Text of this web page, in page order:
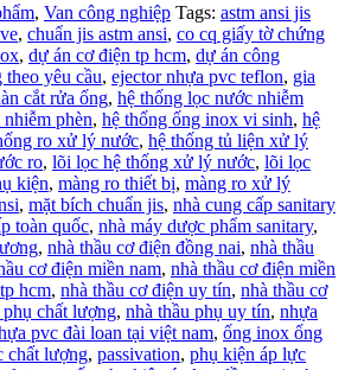
, Van công nghiệp Tags: astm ansi jis
, chuẩn jis astm ansi, co cq giấy tờ chứng
, dự án cơ điện tp hcm, dự án công
theo yêu cầu, ejector nhựa pvc teflon, gia
cắt rửa ống, hệ thống lọc nước nhiễm
phèn, hệ thống ống inox vi sinh, hệ
ro xử lý nước, hệ thống tủ liện xử lý
ro, lõi lọc hệ thống xử lý nước, lõi lọc
kiện, màng ro thiết bị, màng ro xử lý
, mặt bích chuẩn jis, nhà cung cấp sanitary
toàn quốc, nhà máy dược phẩm sanitary,
, nhà thầu cơ điện đồng nai, nhà thầu
cơ điện miền nam, nhà thầu cơ điện miền
hcm, nhà thầu cơ điện uy tín, nhà thầu cơ
phụ chất lượng, nhà thầu phụ uy tín, nhựa
pvc đài loan tại việt nam, ống inox ống
chất lượng, passivation, phụ kiện áp lực